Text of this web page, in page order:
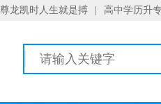
尊龙凯时人生就是搏 高中学历升